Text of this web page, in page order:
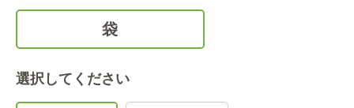
袋
選択してください